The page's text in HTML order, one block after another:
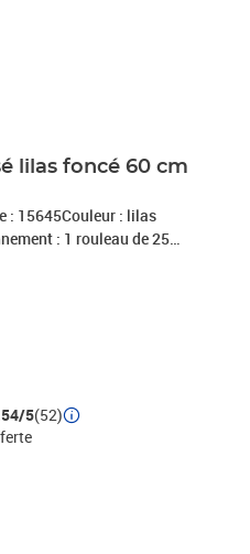
lilas foncé 60 cm
: 15645Couleur : lilas
: 1 rouleau de 25
France par notre entrepot
5(52)